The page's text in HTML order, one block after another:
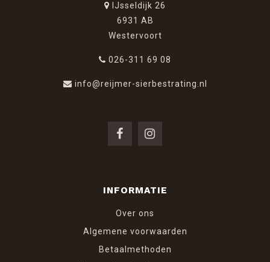
IJsseldijk 26
6931 AB
Westervoort
026-311 69 08
info@reijmer-sierbestrating.nl
INFORMATIE
Over ons
Algemene voorwaarden
Betaalmethoden